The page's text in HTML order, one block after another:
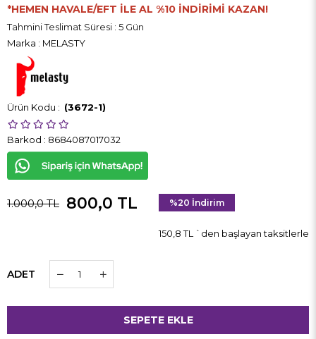
*HEMEN HAVALE/EFT İLE AL %10 İNDİRİMİ KAZAN!
Tahmini Teslimat Süresi : 5 Gün
Marka : MELASTY
(3672-1)
Barkod : 8684087017032
1.000,0 TL 800,0 TL %20 İndirim
150,8 TL `den başlayan taksitlerle
ADET